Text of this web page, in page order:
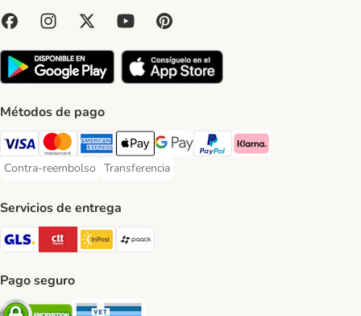
Métodos de pago
Visa Payment Method
Mastercard Payment Method
American Express Payment Method
Apple Pay Payment Method
Google Pay Payment Method
PayPal Payment Method
Klarna Payment Method
Contra-reembolso
Contra-reembolso Payment Method
Transferencia
Transferencia Payment Method
Servicios de entrega
GLS Shipping Method
CTTExpress Shipping Method
InPost Shipping Method
paack Shipping Method
Pago seguro
Security